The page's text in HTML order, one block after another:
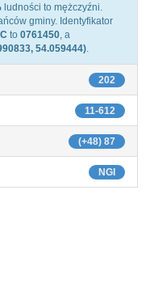
ludności to mężczyźni.
gminy. Identyfikator
to 0761450, a
54.059444).
202
11-612
(+48) 87
NGI